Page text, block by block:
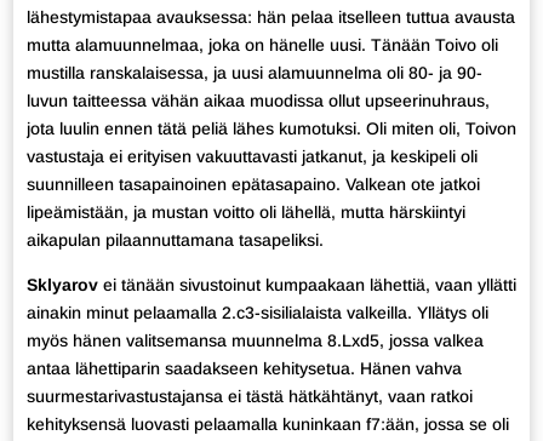
lähestymistapaa avauksessa: hän pelaa itselleen tuttua avausta
mutta alamuunnelmaa, joka on hänelle uusi. Tänään Toivo oli
mustilla ranskalaisessa, ja uusi alamuunnelma oli 80- ja 90-
luvun taitteessa vähän aikaa muodissa ollut upseerinuhraus,
jota luulin ennen tätä peliä lähes kumotuksi. Oli miten oli, Toivon
vastustaja ei erityisen vakuuttavasti jatkanut, ja keskipeli oli
suunnilleen tasapainoinen epätasapaino. Valkean ote jatkoi
lipeämistään, ja mustan voitto oli lähellä, mutta härskiintyi
aikapulan pilaannuttamana tasapeliksi.
Sklyarov ei tänään sivustoinut kumpaakaan lähettiä, vaan yllätti
ainakin minut pelaamalla 2.c3-sisilialaista valkeilla. Yllätys oli
myös hänen valitsemansa muunnelma 8.Lxd5, jossa valkea
antaa lähettiparin saadakseen kehitysetua. Hänen vahva
suurmestarivastustajansa ei tästä hätkähtänyt, vaan ratkoi
kehityksensä luovasti pelaamalla kuninkaan f7:ään, jossa se oli